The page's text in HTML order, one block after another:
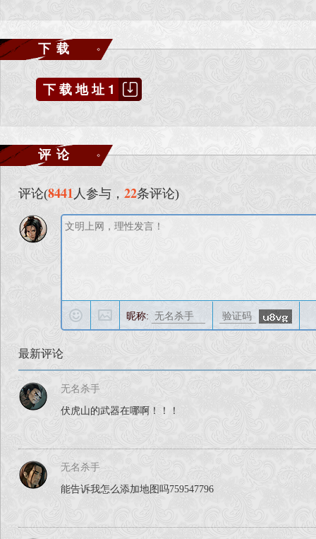
下载
下载地址1
评论
评论(8441 人参与， 22条评论)
昵称:
最新评论
无名杀手
伏虎山的武器在哪啊！！！
无名杀手
能告诉我怎么添加地图吗759547796